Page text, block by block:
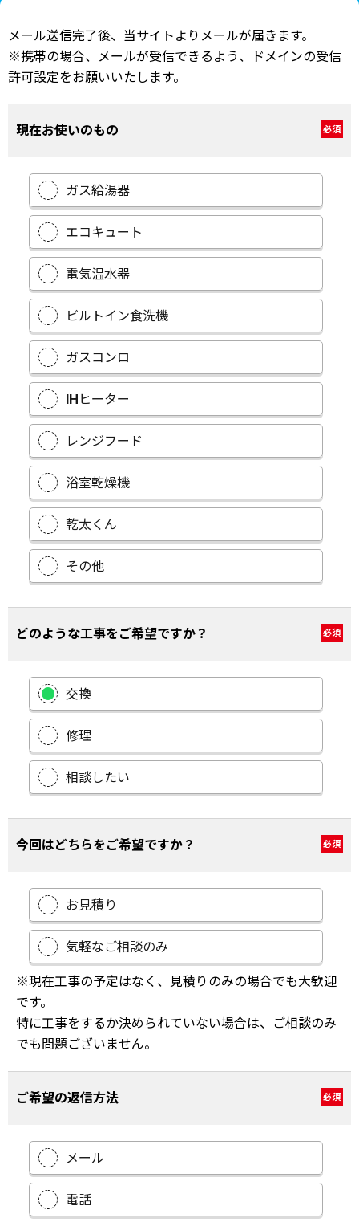
メール送信完了後、当サイトよりメールが届きます。
※携帯の場合、メールが受信できるよう、ドメインの受信
許可設定をお願いいたします。
現在お使いのもの 必須
ガス給湯器
エコキュート
電気温水器
ビルトイン食洗機
ガスコンロ
IHヒーター
レンジフード
浴室乾燥機
乾太くん
その他
どのような工事をご希望ですか？ 必須
交換
修理
相談したい
今回はどちらをご希望ですか？ 必須
お見積り
気軽なご相談のみ
※現在工事の予定はなく、見積りのみの場合でも大歓迎
です。
特に工事をするか決められていない場合は、ご相談のみ
でも問題ございません。
ご希望の返信方法 必須
メール
電話